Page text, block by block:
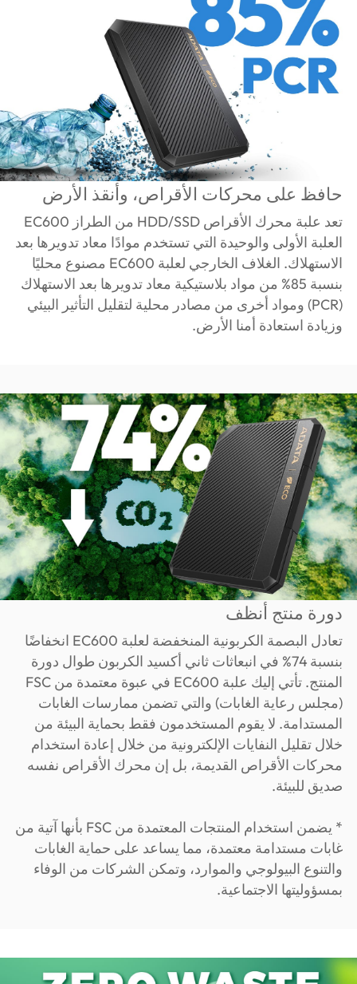
حافظ على محركات الأقراص، وأنقذ الأرض
تعد علبة محرك الأقراص HDD/SSD من الطراز EC600
العلبة الأولى والوحيدة التي تستخدم موادًا معاد تدويرها بعد
الاستهلاك. الغلاف الخارجي لعلبة EC600 مصنوع محليًا
بنسبة 85% من مواد بلاستيكية معاد تدويرها بعد الاستهلاك
(PCR) ومواد أخرى من مصادر محلية لتقليل التأثير البيئي
وزيادة استعادة أمنا الأرض.
دورة منتج أنظف
تعادل البصمة الكربونية المنخفضة لعلبة EC600 انخفاضًا
بنسبة 74% في انبعاثات ثاني أكسيد الكربون طوال دورة
المنتج. تأتي إليك علبة EC600 في عبوة معتمدة من FSC
(مجلس رعاية الغابات) والتي تضمن ممارسات الغابات
المستدامة. لا يقوم المستخدمون فقط بحماية البيئة من
خلال تقليل النفايات الإلكترونية من خلال إعادة استخدام
محركات الأقراص القديمة، بل إن محرك الأقراص نفسه
صديق للبيئة.
* يضمن استخدام المنتجات المعتمدة من FSC بأنها آتية من
غابات مستدامة معتمدة، مما يساعد على حماية الغابات
والتنوع البيولوجي والموارد، وتمكن الشركات من الوفاء
بمسؤوليتها الاجتماعية.